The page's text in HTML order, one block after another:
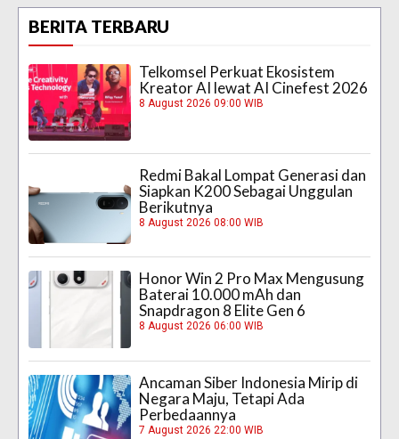
BERITA TERBARU
Telkomsel Perkuat Ekosistem
Kreator AI lewat AI Cinefest 2026
8 August 2026 09:00 WIB
Redmi Bakal Lompat Generasi dan
Siapkan K200 Sebagai Unggulan
Berikutnya
8 August 2026 08:00 WIB
Honor Win 2 Pro Max Mengusung
Baterai 10.000 mAh dan
Snapdragon 8 Elite Gen 6
8 August 2026 06:00 WIB
Ancaman Siber Indonesia Mirip di
Negara Maju, Tetapi Ada
Perbedaannya
7 August 2026 22:00 WIB